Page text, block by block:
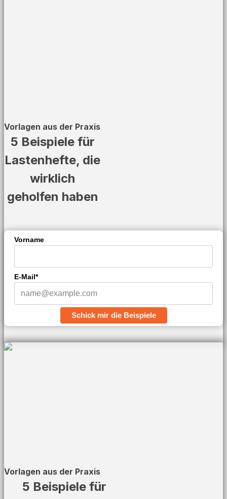
Vorlagen aus der Praxis
5 Beispiele für
Lastenhefte, die
wirklich
geholfen haben
Vorname
E-Mail*
Schick mir die Beispiele
Vorlagen aus der Praxis
5 Beispiele für